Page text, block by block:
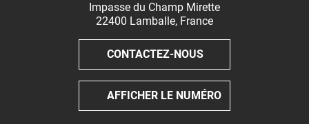
Impasse du Champ Mirette
22400 Lamballe, France
CONTACTEZ-NOUS
AFFICHER LE NUMÉRO